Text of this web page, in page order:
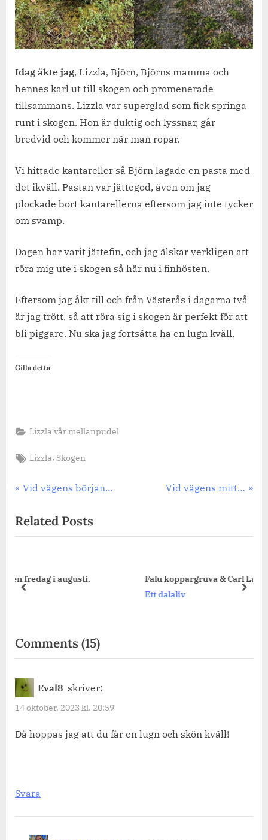
Idag åkte jag, Lizzla, Björn, Björns mamma och
hennes karl ut till skogen och promenerade
tillsammans. Lizzla var superglad som fick springa
runt i skogen. Hon är duktig och lyssnar, går
bredvid och kommer när man ropar.
Vi hittade kantareller så Björn lagade en pasta med
det ikväll. Pastan var jättegod, även om jag
plockade bort kantarellerna eftersom jag inte tycker
om svamp.
Dagen har varit jättefin, och jag älskar verkligen att
röra mig ute i skogen så här nu i finhösten.
Eftersom jag åkt till och från Västerås i dagarna två
är jag trött, så att röra sig i skogen är perfekt för att
bli piggare. Nu ska jag fortsätta ha en lugn kväll.
Gilla detta:
Lizzla vår mellanpudel
Tags:
Lizzla, Skogen
Inläggsnavigering
Previous
Vid vägens början…
Next
Vid vägens mitt…
Related Posts
Falu koppargruva & Carl Larssongården.
prev next
Comments(15)on
“En
färger.”
Eval8 skriver:
14 oktober, 2023 kl. 20:59
Då hoppas jag att du får en lugn och skön kväll!
Svara